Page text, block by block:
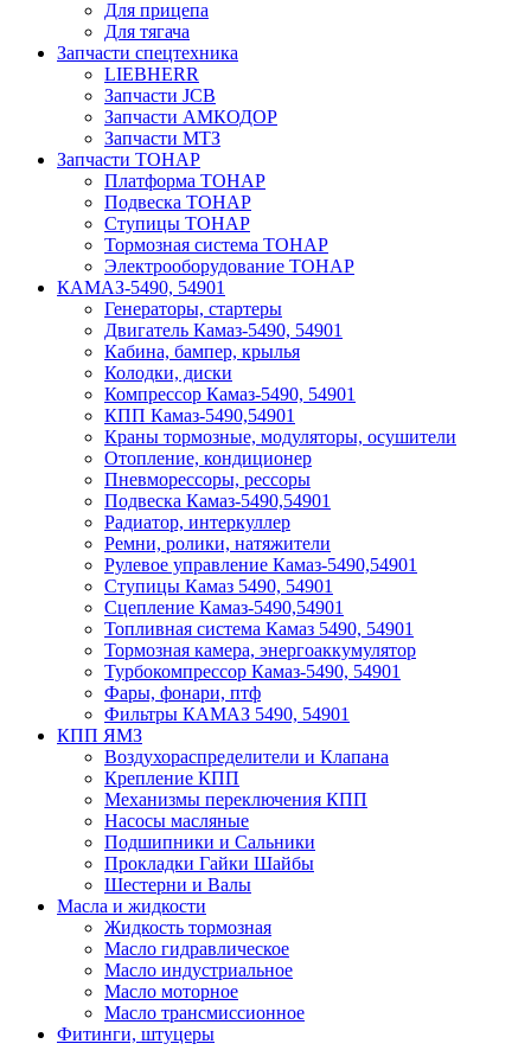
Для прицепа
Для тягача
Запчасти спецтехника
LIEBHERR
Запчасти JCB
Запчасти АМКОДОР
Запчасти МТЗ
Запчасти ТОНАР
Платформа ТОНАР
Подвеска ТОНАР
Ступицы ТОНАР
Тормозная система ТОНАР
Электрооборудование ТОНАР
КАМАЗ-5490, 54901
Генераторы, стартеры
Двигатель Камаз-5490, 54901
Кабина, бампер, крылья
Колодки, диски
Компрессор Камаз-5490, 54901
КПП Камаз-5490,54901
Краны тормозные, модуляторы, осушители
Отопление, кондиционер
Пневморессоры, рессоры
Подвеска Камаз-5490,54901
Радиатор, интеркуллер
Ремни, ролики, натяжители
Рулевое управление Камаз-5490,54901
Ступицы Камаз 5490, 54901
Сцепление Камаз-5490,54901
Топливная система Камаз 5490, 54901
Тормозная камера, энергоаккумулятор
Турбокомпрессор Камаз-5490, 54901
Фары, фонари, птф
Фильтры КАМАЗ 5490, 54901
КПП ЯМЗ
Воздухораспределители и Клапана
Крепление КПП
Механизмы переключения КПП
Насосы масляные
Подшипники и Сальники
Прокладки Гайки Шайбы
Шестерни и Валы
Масла и жидкости
Жидкость тормозная
Масло гидравлическое
Масло индустриальное
Масло моторное
Масло трансмиссионное
Фитинги, штуцеры